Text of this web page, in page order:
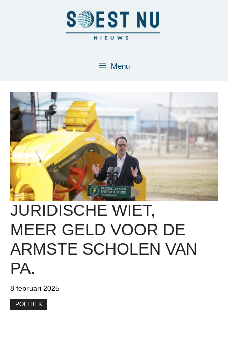
Menu
JURIDISCHE WIET,
MEER GELD VOOR DE
ARMSTE SCHOLEN VAN
PA.
8 februari 2025
POLITIEK